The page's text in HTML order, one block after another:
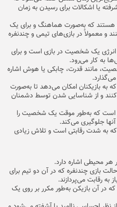
یا اشکالات برای رسیدن به زمان
هستند که به‌صورت هماهنگ و برای یک
و معمولاً در بازی‌های تیمی و چندنفره
یک شخصیت در بازی است و برای
به کار می‌رود.
مانند قدرت، چابکی یا هوش اشاره
می‌گذارد.
به بازیکنان امکان می‌دهد تا به‌صورت
و از شناسایی شدن توسط دشمنان
است که به‌طور موقت یک شخصیت را
آنها جلوگیری می‌کند.
به شدت رقابتی است و تلاش زیادی
محیطی اشاره دارد.
بازی چند‌نفره که در آن دو تیم برای
رقابت می‌پردازند.
آن بازیکن به‌طور مکرر بر روی یک